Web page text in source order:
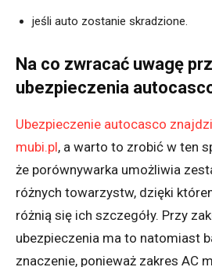
jeśli auto zostanie skradzione.
Na co zwracać uwagę
ubezpieczenia
Ubezpieczenie autocasco
mubi.pl, a warto to zrobić w ten
że porównywarka umożliwia
różnych towarzystw, dzięki
różnią się ich szczegóły. Przy
ubezpieczenia ma to natomiast
znaczenie, ponieważ zakres AC